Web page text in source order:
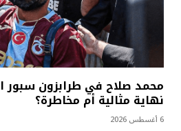
محمد صلاح في طرابزون
نهاية مثالية أم مخاطرة؟
6 أغسطس 2026